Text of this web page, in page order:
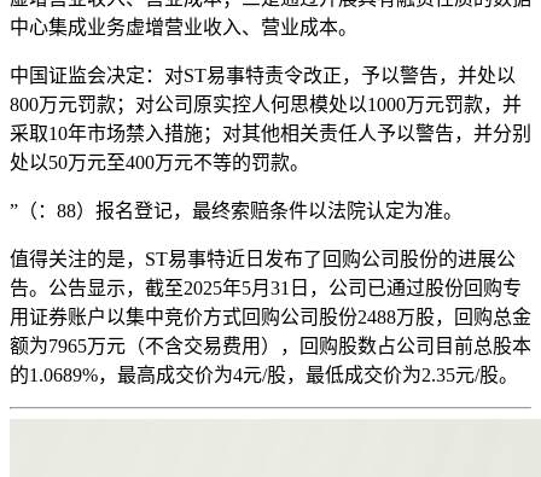
中心集成业务虚增营业收入、营业成本。
中国证监会决定：对ST易事特责令改正，予以警告，并处以
800万元罚款；对公司原实控人何思模处以1000万元罚款，并
采取10年市场禁入措施；对其他相关责任人予以警告，并分别
处以50万元至400万元不等的罚款。
”（：88）报名登记，最终索赔条件以法院认定为准。
值得关注的是，ST易事特近日发布了回购公司股份的进展公
告。公告显示，截至2025年5月31日，公司已通过股份回购专
用证券账户以集中竞价方式回购公司股份2488万股，回购总金
额为7965万元（不含交易费用），回购股数占公司目前总股本
的1.0689%，最高成交价为4元/股，最低成交价为2.35元/股。